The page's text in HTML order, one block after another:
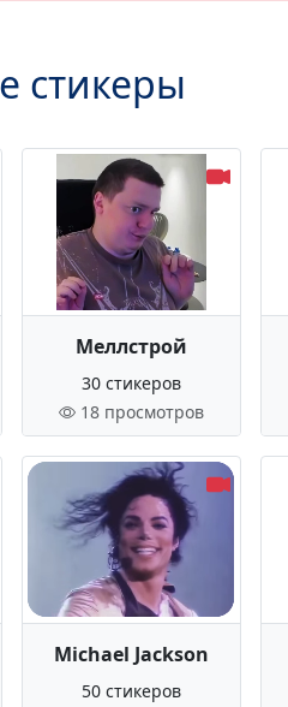
стикеры
Меллстрой
30 стикеров
18 просмотров
Michael Jackson
50 стикеров